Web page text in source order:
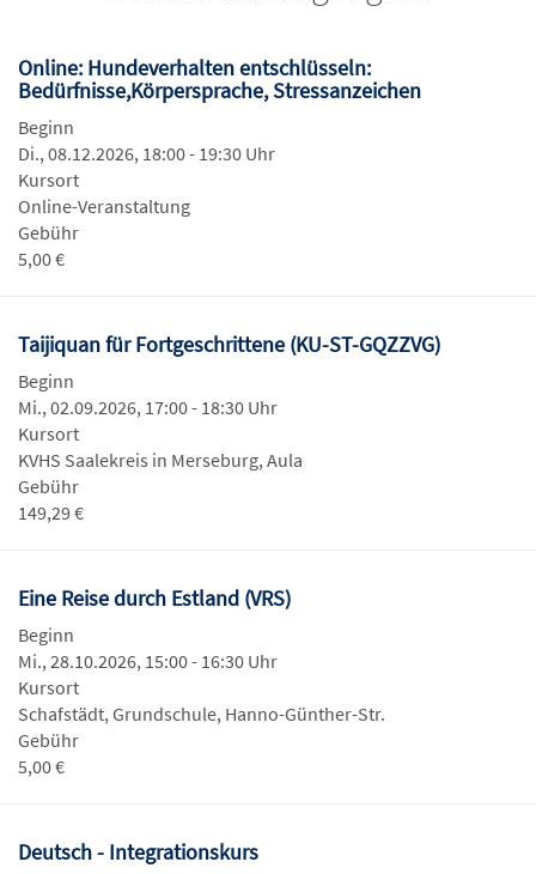
Online: Hundeverhalten entschlüsseln:
Bedürfnisse,Körpersprache, Stressanzeichen
Beginn
Di., 08.12.2026, 18:00 - 19:30 Uhr
Kursort
Online-Veranstaltung
Gebühr
5,00 €
Taijiquan für Fortgeschrittene (KU-ST-GQZZVG)
Beginn
Mi., 02.09.2026, 17:00 - 18:30 Uhr
Kursort
KVHS Saalekreis in Merseburg, Aula
Gebühr
149,29 €
Eine Reise durch Estland (VRS)
Beginn
Mi., 28.10.2026, 15:00 - 16:30 Uhr
Kursort
Schafstädt, Grundschule, Hanno-Günther-Str.
Gebühr
5,00 €
Deutsch - Integrationskurs